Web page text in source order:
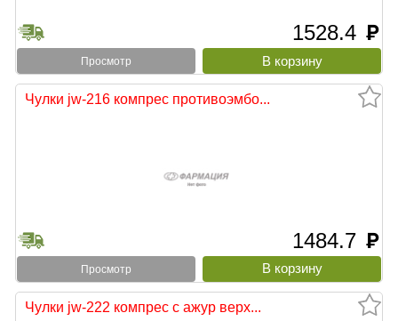
1528.4 руб
Просмотр
Чулки jw-216 компрес противоэмбо...
1484.7 руб
Просмотр
Чулки jw-222 компрес с ажур верх...